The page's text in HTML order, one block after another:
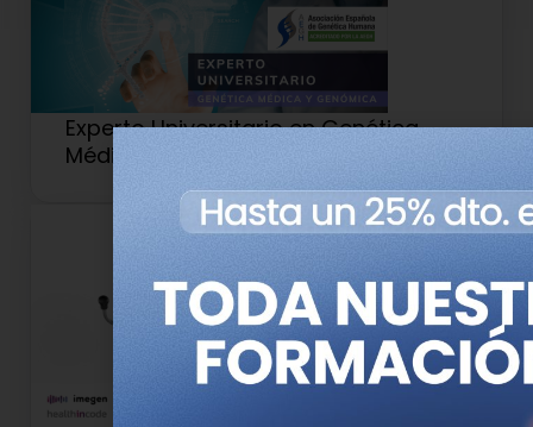
Experto Universitario en Genética
Médica y Genómica (Antiguo 2)